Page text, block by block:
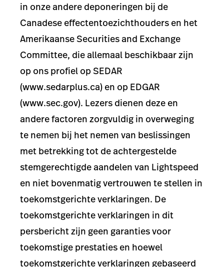
in onze andere deponeringen bij de
Canadese effectentoezichthouders en het
Amerikaanse Securities and Exchange
Committee, die allemaal beschikbaar zijn
op ons profiel op SEDAR
(www.sedarplus.ca) en op EDGAR
(www.sec.gov). Lezers dienen deze en
andere factoren zorgvuldig in overweging
te nemen bij het nemen van beslissingen
met betrekking tot de achtergestelde
stemgerechtigde aandelen van Lightspeed
en niet bovenmatig vertrouwen te stellen in
toekomstgerichte verklaringen. De
toekomstgerichte verklaringen in dit
persbericht zijn geen garanties voor
toekomstige prestaties en hoewel
toekomstgerichte verklaringen gebaseerd